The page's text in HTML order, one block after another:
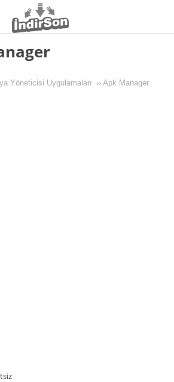
Yöneticisi Uygulamaları ›› Apk Manager